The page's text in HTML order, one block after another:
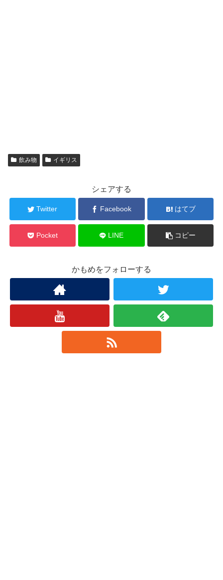
飲み物 イギリス
シェアする
Twitter Facebook はてブ
Pocket LINE コピー
かもめをフォローする